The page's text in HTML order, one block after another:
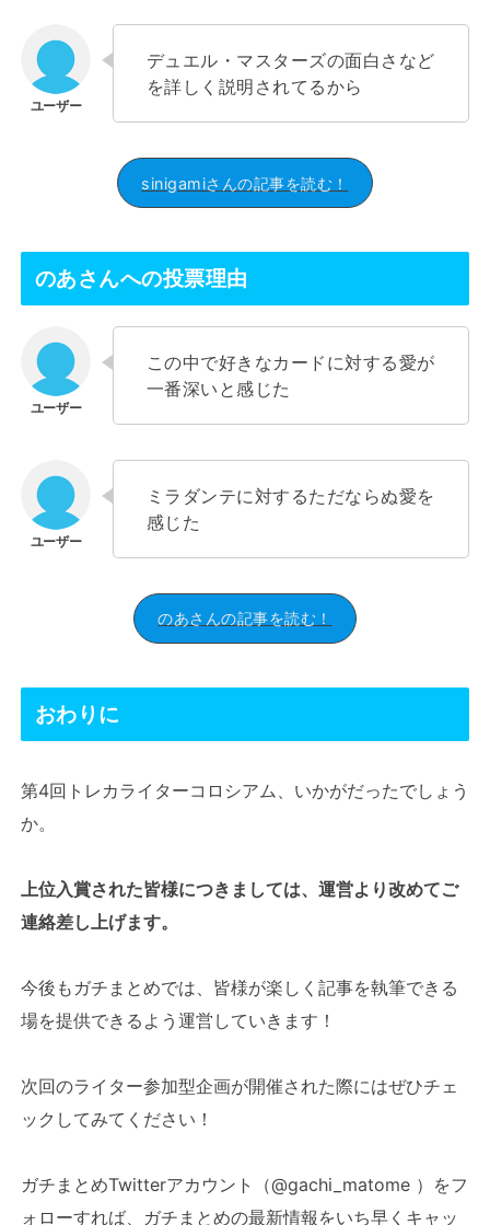
デュエル・マスターズの面白さなど
を詳しく説明されてるから
sinigamiさんの記事を読む！
のあさんへの投票理由
この中で好きなカードに対する愛が
一番深いと感じた
ミラダンテに対するただならぬ愛を
感じた
のあさんの記事を読む！
おわりに
第4回トレカライターコロシアム、いかがだったでしょう
か。
上位入賞された皆様につきましては、運営より改めてご
連絡差し上げます。
今後もガチまとめでは、皆様が楽しく記事を執筆できる
場を提供できるよう運営していきます！
次回のライター参加型企画が開催された際にはぜひチェ
ックしてみてください！
ガチまとめTwitterアカウント（@gachi_matome ）をフ
ォローすれば、ガチまとめの最新情報をいち早くキャッ